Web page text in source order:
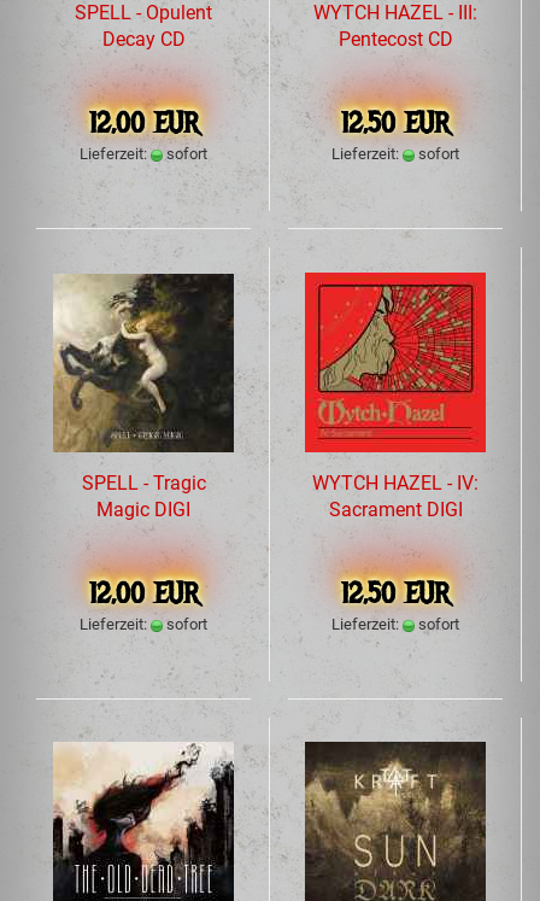
SPELL - Opulent
Decay CD
12,00 EUR
Lieferzeit: sofort
WYTCH HAZEL - III:
Pentecost CD
12,50 EUR
Lieferzeit: sofort
SPELL - Tragic
Magic DIGI
12,00 EUR
Lieferzeit: sofort
WYTCH HAZEL - IV:
Sacrament DIGI
12,50 EUR
Lieferzeit: sofort